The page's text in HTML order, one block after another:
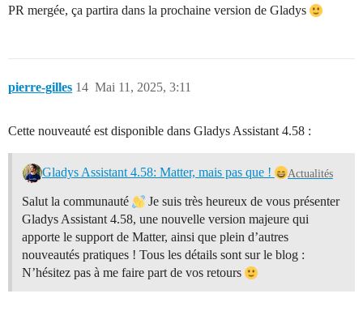
PR mergée, ça partira dans la prochaine version de Gladys
pierre-gilles Mai 11, 2025, 3:11
14
Cette nouveauté est disponible dans Gladys Assistant 4.58 :
Gladys Assistant 4.58: Matter, mais pas que ! Actualités
Salut la communauté
Je suis très heureux de vous présenter
Gladys Assistant 4.58, une nouvelle version majeure qui
apporte le support de Matter, ainsi que plein d’autres
nouveautés pratiques ! Tous les détails sont sur le blog :
N’hésitez pas à me faire part de vos retours